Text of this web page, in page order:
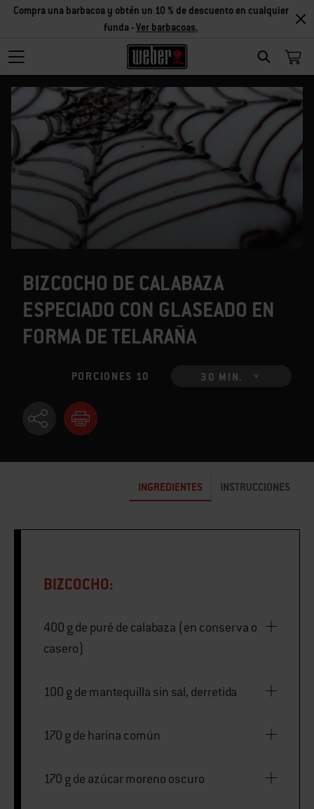
SEARCH
Compra una barbacoa y obtén un 10 % de descuento en cualquier
funda -Ver barbacoas.
BIZCOCHO DE CALABAZA
ESPECIADO CON GLASEADO EN
FORMA DE TELARAÑA
PORCIONES 10 30 MIN.
INGREDIENTES INSTRUCCIONES
BIZCOCHO:
400 g de puré de calabaza (en conserva o
casero)
100 g de mantequilla sin sal, derretida
170 g de harina común
170 g de azúcar moreno oscuro